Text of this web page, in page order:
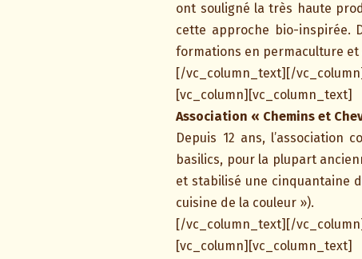
ont souligné la très haute
cette approche bio-inspirée.
formations en permaculture et
[/vc_column_text][/
[vc_column][vc_column_text]
Association « Chemins et
Depuis 12 ans,
basilics, pour la plupart
et stabilisé une cinquantaine
cuisine de la couleur »).
[/vc_column_text][/
[vc_column][vc_column_text]